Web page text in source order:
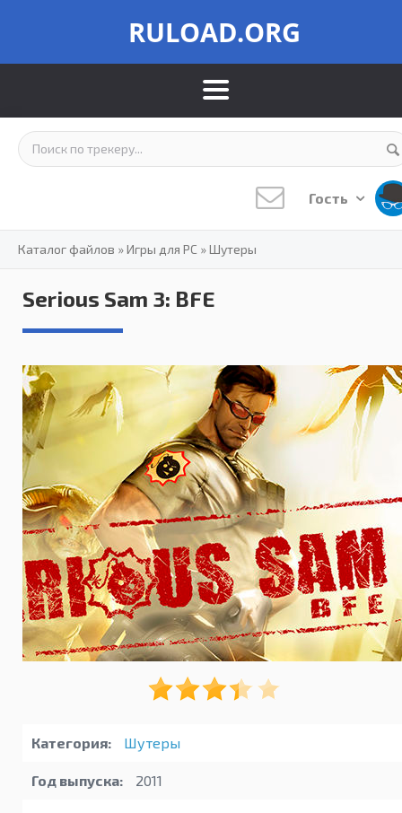
RULOAD.ORG
Гость
Каталог файлов »Игры для PC »Шутеры
Serious Sam 3: BFE
Категория: Шутеры
Год выпуска: 2011